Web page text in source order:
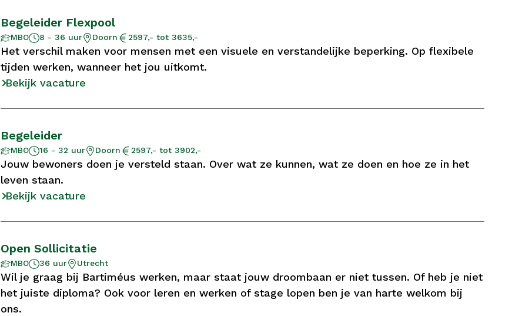
Begeleider Flexpool
Opleidingsniveau
MBO
Aantal
uur
8 - 36 uur
Locatie Doorn
Salaris 2597,- tot 3635,-
Het verschil maken voor mensen met een visuele en verstandelijke beperking. Op flexibele
tijden werken, wanneer het jou uitkomt.
Bekijk vacature
Begeleider
Opleidingsniveau
MBO
Aantal
uur
16 - 32 uur
Locatie Doorn
Salaris 2597,- tot 3902,-
Jouw bewoners doen je versteld staan. Over wat ze kunnen, wat ze doen en hoe ze in het
leven staan.
Bekijk vacature
Open Sollicitatie
Opleidingsniveau
MBO
Aantal
uur
36 uur
Locatie Utrecht
Wil je graag bij Bartiméus werken, maar staat jouw droombaan er niet tussen. Of heb je niet
het juiste diploma? Ook voor leren en werken of stage lopen ben je van harte welkom bij
ons.